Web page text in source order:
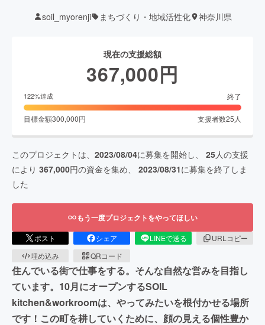
soil_myorenji まちづくり・地域活性化 神奈川県
現在の支援総額
367,000円
122%達成 終了
目標金額300,000円 支援者数25 人
このプロジェクトは、 2023/08/04に募集を開始し、 25人の支援
により 367,000円の資金を集め、 2023/08/31に募集を終了しま
した
もう一度プロジェクトをやってほしい
ポスト シェア LINEで送る
URLコピー
埋め込み
QRコード
住んでいる街で仕事をする。そんな自然な営みを目指し
ています。10月にオープンするSOIL
kitchen&workroomは、やってみたいを根付かせる場所
です！この町を耕していくために、顔の見える個性豊か